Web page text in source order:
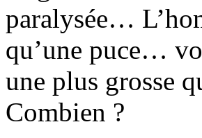
paralysée…
qu’une puce…
une plus grosse
Combien ?